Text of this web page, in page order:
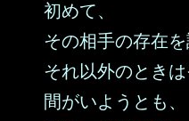
初めて、
その相手の存在を
それ以外のとき
間がいようとも、